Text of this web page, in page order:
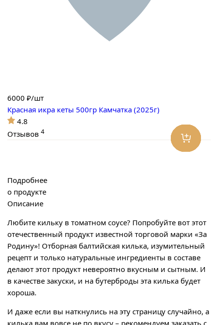
6000 ₽/шт
Красная икра кеты 500гр Камчатка (2025г)
4.8
Отзывов 4
Подробнее
о продукте
Описание
Любите кильку в томатном соусе? Попробуйте вот этот
отечественный продукт известной торговой марки «За
Родину»! Отборная балтийская килька, изумительный
рецепт и только натуральные ингредиенты в составе
делают этот продукт невероятно вкусным и сытным. И
в качестве закуски, и на бутерброды эта килька будет
хороша.
И даже если вы наткнулись на эту страницу случайно, а
килька вам вовсе не по вкусу – рекомендуем заказать с